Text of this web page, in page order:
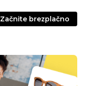
Začnite brezplačno